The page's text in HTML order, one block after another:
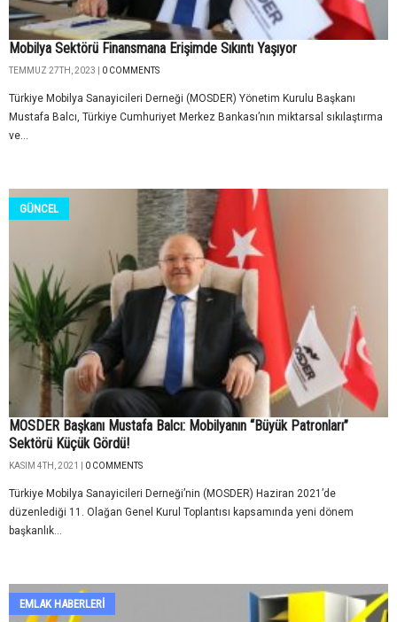
Mobilya Sektörü Finansmana Erişimde Sıkıntı Yaşıyor
TEMMUZ 27TH, 2023 | 0 COMMENTS
Türkiye Mobilya Sanayicileri Derneği (MOSDER) Yönetim Kurulu Başkanı
Mustafa Balcı, Türkiye Cumhuriyet Merkez Bankası’nın miktarsal sıkılaştırma
ve...
GÜNCEL
MOSDER Başkanı Mustafa Balcı: Mobilyanın “Büyük Patronları”
Sektörü Küçük Gördü!
KASIM 4TH, 2021 | 0 COMMENTS
Türkiye Mobilya Sanayicileri Derneği’nin (MOSDER) Haziran 2021’de
düzenlediği 11. Olağan Genel Kurul Toplantısı kapsamında yeni dönem
başkanlık...
EMLAK HABERLERI